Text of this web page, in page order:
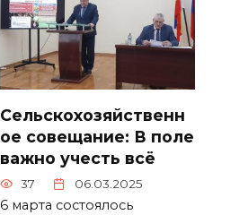
Сельскохозяйственн
ое совещание: В поле
важно учесть всё
37 06.03.2025
6 марта состоялось